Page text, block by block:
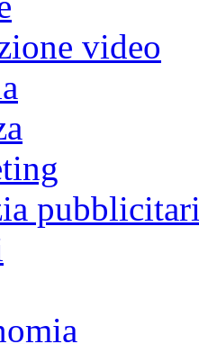
video